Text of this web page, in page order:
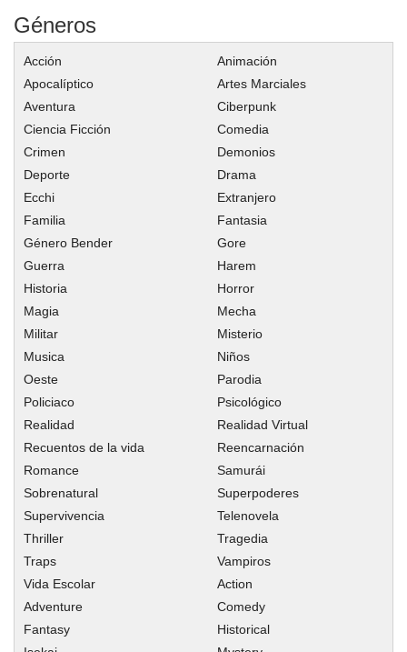
Capitulo 62
Capitulo 61
Capitulo 60
Capitulo 57
Capitulo 56
Capitulo 55
Capitulo 54
Capitulo 53
Capitulo 51
Capitulo 50
Capitulo 49
Capitulo 48
Capitulo 47
Capitulo 45
Capitulo 44
Capitulo 43
Capitulo 42
Capitulo 41
Géneros
Acción
Animación
Apocalíptico
Artes Marciales
Aventura
Ciberpunk
Ciencia Ficción
Comedia
Crimen
Demonios
Deporte
Drama
Ecchi
Extranjero
Familia
Fantasia
Género Bender
Gore
Guerra
Harem
Historia
Horror
Magia
Mecha
Militar
Misterio
Musica
Niños
Oeste
Parodia
Policiaco
Psicológico
Realidad
Realidad Virtual
Recuentos de la vida
Reencarnación
Romance
Samurái
Sobrenatural
Superpoderes
Supervivencia
Telenovela
Thriller
Tragedia
Traps
Vampiros
Vida Escolar
Action
Adventure
Comedy
Fantasy
Historical